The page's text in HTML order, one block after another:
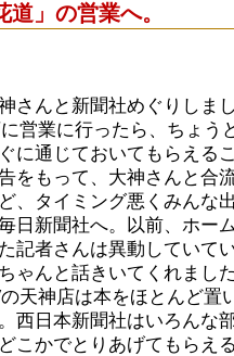
道」の営業へ。
さんと新聞社めぐりしま
営業に行ったら、ちょう
に通じておいてもらえる
をもって、大神さんと合
、タイミング悪くみんな
日新聞社へ。以前、ホー
記者さんは異動していて
ゃんと話きいてくれまし
天神店は本をほとんど置
西日本新聞社はいろんな
こかでとりあげてもらえ